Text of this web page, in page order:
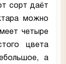
сорт даёт
можно
четыре
цвета
а